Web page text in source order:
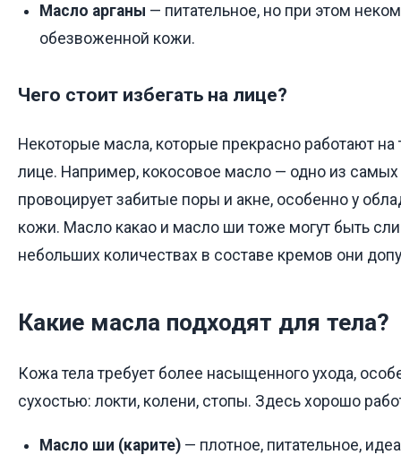
Масло арганы — питательное, но при этом
обезвоженной кожи.
Чего стоит избегать на лице?
Некоторые масла, которые прекрасно работают
лице. Например, кокосовое масло — одно из
провоцирует забитые поры и акне, особенно у
кожи. Масло какао и масло ши тоже могут быть
небольших количествах в составе кремов они
Какие масла подходят для тела?
Кожа тела требует более насыщенного ухода,
сухостью: локти, колени, стопы. Здесь хорошо
Масло ши (карите) — плотное, питательное,